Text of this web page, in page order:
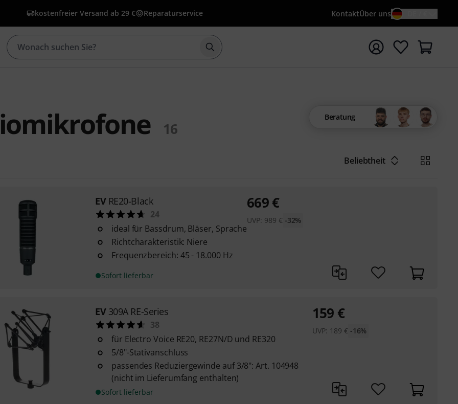
kostenfreier Versand ab 29 € Reparaturservice KontaktÜber uns
Suche mit Suchwort {searchTerm} starten
16
Beratung
Beliebtheit
EV RE20-Black
24
ideal für Bassdrum, Bläser, Sprache
Richtcharakteristik: Niere
Frequenzbereich: 45 - 18.000 Hz
Sofort lieferbar
669 €
UVP: 989 € -32%
EV 309A RE-Series
38
für Electro Voice RE20, RE27N/D und RE320
5/8"-Stativanschluss
passendes Reduziergewinde auf 3/8": Art. 104948
(nicht im Lieferumfang enthalten)
Sofort lieferbar
159 €
UVP: 189 € -16%